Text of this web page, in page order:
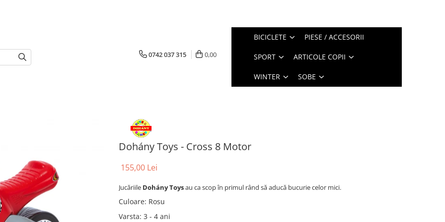
0742 037 315 0,00
BICICLETE PIESE / ACCESORII
SPORT ARTICOLE COPII
WINTER SOBE
Dohány Toys - Cross 8 Motor
155,00 Lei
Jucăriile Dohány Toysau ca scop în primul rând să aducă bucurie celor mici.
Culoare: Rosu
Varsta: 3 - 4 ani